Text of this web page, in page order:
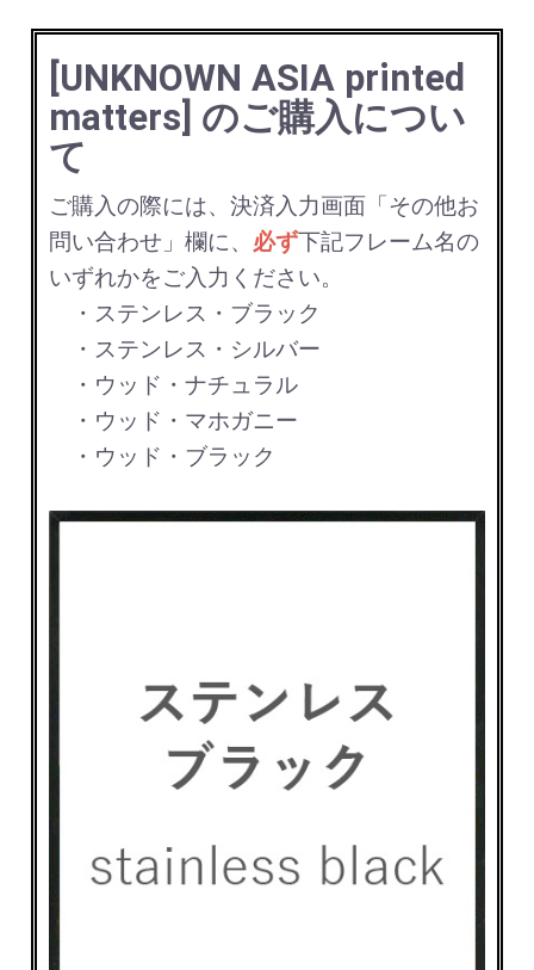
[UNKNOWN ASIA printed
matters] のご購入につい
て
ご購入の際には、決済入力画面「その他お
問い合わせ」欄に、 必ず下記フレーム名の
いずれかをご入力ください。
・ステンレス・ブラック
・ステンレス・シルバー
・ウッド・ナチュラル
・ウッド・マホガニー
・ウッド・ブラック